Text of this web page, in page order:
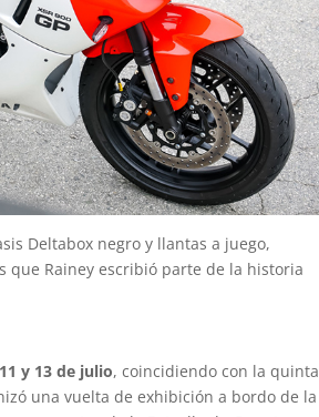
Deltabox negro y llantas a juego,
que Rainey escribió parte de la historia
y 13 de julio, coincidiendo con la quinta
una vuelta de exhibición a bordo de la